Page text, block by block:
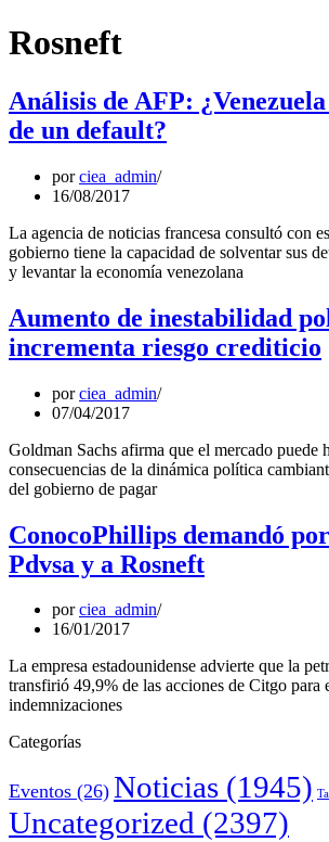
Rosneft
Análisis de AFP:
de un default?
porciea_admin
16/08/2017
La agencia de noticias francesa consultó con
gobierno tiene la capacidad de solventar sus
y levantar la economía venezolana
Aumento de inestabilidad
incrementa riesgo crediticio
porciea_admin
07/04/2017
Goldman Sachs afirma que el mercado puede
consecuencias de la dinámica política
del gobierno de pagar
ConocoPhillips demandó
Pdvsa y a Rosneft
porciea_admin
16/01/2017
La empresa estadounidense advierte que la
transfirió 49,9% de las acciones de Citgo para
indemnizaciones
Categorías
Eventos (26) Noticias (1945)
Uncategorized (2397)